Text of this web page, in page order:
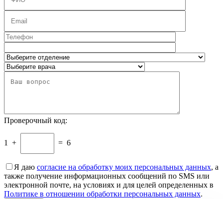
Проверочный код:
1 + = 6
Я даю согласие на обработку моих персональных данных, а
также получение информационных сообщений по SMS или
электронной почте, на условиях и для целей определенных в
Политике в отношении обработки персональных данных.